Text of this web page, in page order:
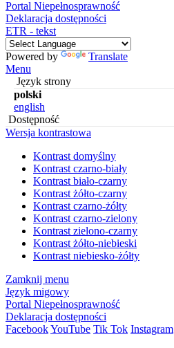
Portal Niepełnosprawność
Deklaracja dostępności
ETR - tekst
Powered by
Translate
Menu
Język strony
polski
english
Dostępność
Wersja kontrastowa
Kontrast domyślny
Kontrast czarno-biały
Kontrast biało-czarny
Kontrast żółto-czarny
Kontrast czarno-żółty
Kontrast czarno-zielony
Kontrast zielono-czarny
Kontrast żółto-niebieski
Kontrast niebiesko-żółty
Zamknij menu
Język migowy
Portal Niepełnosprawność
Deklaracja dostępności
FacebookYouTube Tik Tok Instagram